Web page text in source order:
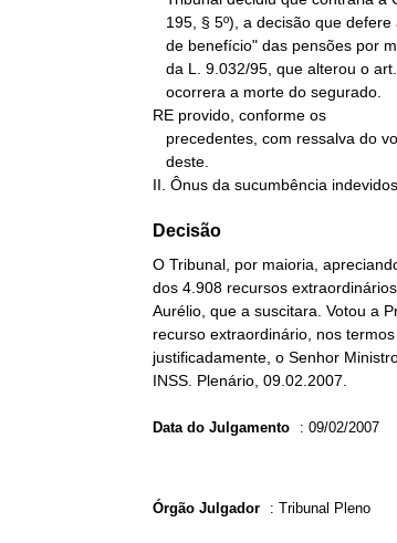
RE provido, conforme os
II. Ônus da sucumbência
Decisão
O Tribunal, por maioria,
dos 4.908 recursos
Aurélio, que a suscitara. Votou a
recurso extraordinário, nos
justificadamente, o Senhor
INSS. Plenário, 09.02.2007.
Data do Julgamento : 09/02/2007
Órgão Julgador : Tribunal Pleno